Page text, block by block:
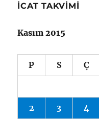
İCAT TAKVIMI
Kasım 2015
P S Ç
2 3 4